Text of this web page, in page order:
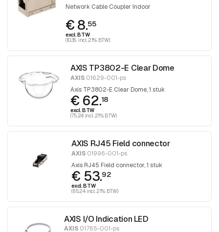
Network Cable Coupler Indoor
€ 8.55
excl. BTW
(10.35 incl. 21% BTW)
AXIS TP3802-E Clear Dome
AXIS01629-001-ps
Axis TP3802-E Clear Dome, 1 stuk
€ 62.18
excl. BTW
(75.24 incl. 21% BTW)
AXIS RJ45 Field connector
AXIS 01996-001-ps
Axis RJ45 Field connector, 1 stuk
€ 53.92
excl. BTW
(65.24 incl. 21% BTW)
AXIS I/O Indication LED
AXIS 01765-001-ps